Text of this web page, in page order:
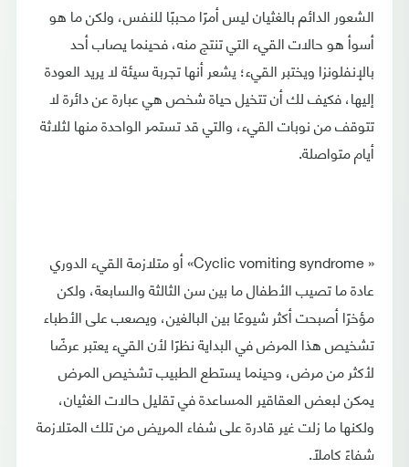
الشعور الدائم بالغثيان ليس أمرًا محببًا للنفس، ولكن ما هو
أسوأ هو حالات القيء التي تنتج منه، فحينما يصاب أحد
بالإنفلونزا ويختبر القيء؛ يشعر أنها تجربة سيئة لا يريد العودة
إليها، فكيف لك أن تتخيل حياة شخص هي عبارة عن دائرة لا
تتوقف من نوبات القيء، والتي قد تستمر الواحدة منها لثلاثة
أيام متواصلة.
« Cyclic vomiting syndrome» أو متلازمة القيء الدوري
عادة ما تصيب الأطفال ما بين سن الثالثة والسابعة، ولكن
مؤخرًا أصبحت أكثر شيوعًا بين البالغين، ويصعب على الأطباء
تشخيص هذا المرض في البداية نظرًا لأن القيء يعتبر عرضًا
لأكثر من مرض، وحينما يستطع الطبيب تشخيص المرض
يمكن لبعض العقاقير المساعدة في تقليل حالات الغثيان،
ولكنها ما زلت غير قادرة على شفاء المريض من تلك المتلازمة
شفاءً كاملًا.